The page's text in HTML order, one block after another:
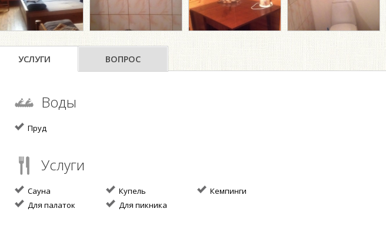
УСЛУГИ ВОПРОС
Воды
Пруд
Услуги
Сауна Купель
Кемпинги
Для палаток
Для пикника